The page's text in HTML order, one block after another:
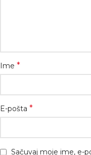
Ime *
E-pošta *
Sačuvaj moje ime, e-